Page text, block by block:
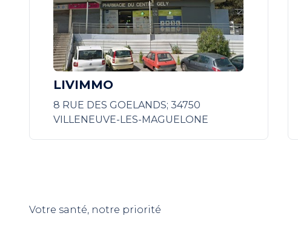
LIVIMMO
8 RUE DES GOELANDS; 34750
VILLENEUVE-LES-MAGUELONE
Votre santé, notre priorité